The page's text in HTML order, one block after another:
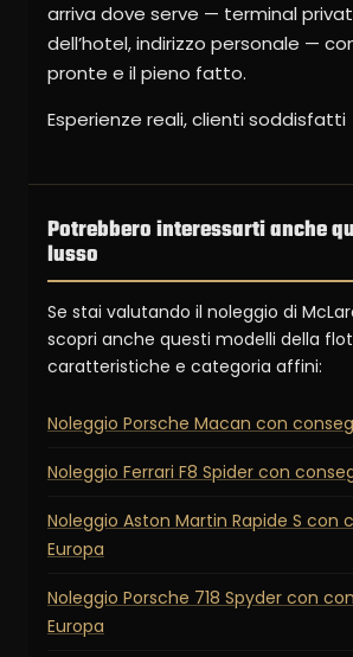
arriva dove serve — terminal
dell’hotel, indirizzo personale —
pronte e il pieno fatto.
Esperienze reali, clienti soddisfatti
Potrebbero interessarti anche
lusso
Se stai valutando il noleggio di
scopri anche questi modelli della
caratteristiche e categoria affini:
Noleggio Porsche Macan con
Noleggio Ferrari F8 Spider con
Noleggio Aston Martin Rapide S con
Europa
Noleggio Porsche 718 Spyder con
Europa